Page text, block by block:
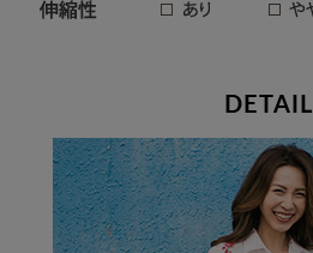
DETAIL